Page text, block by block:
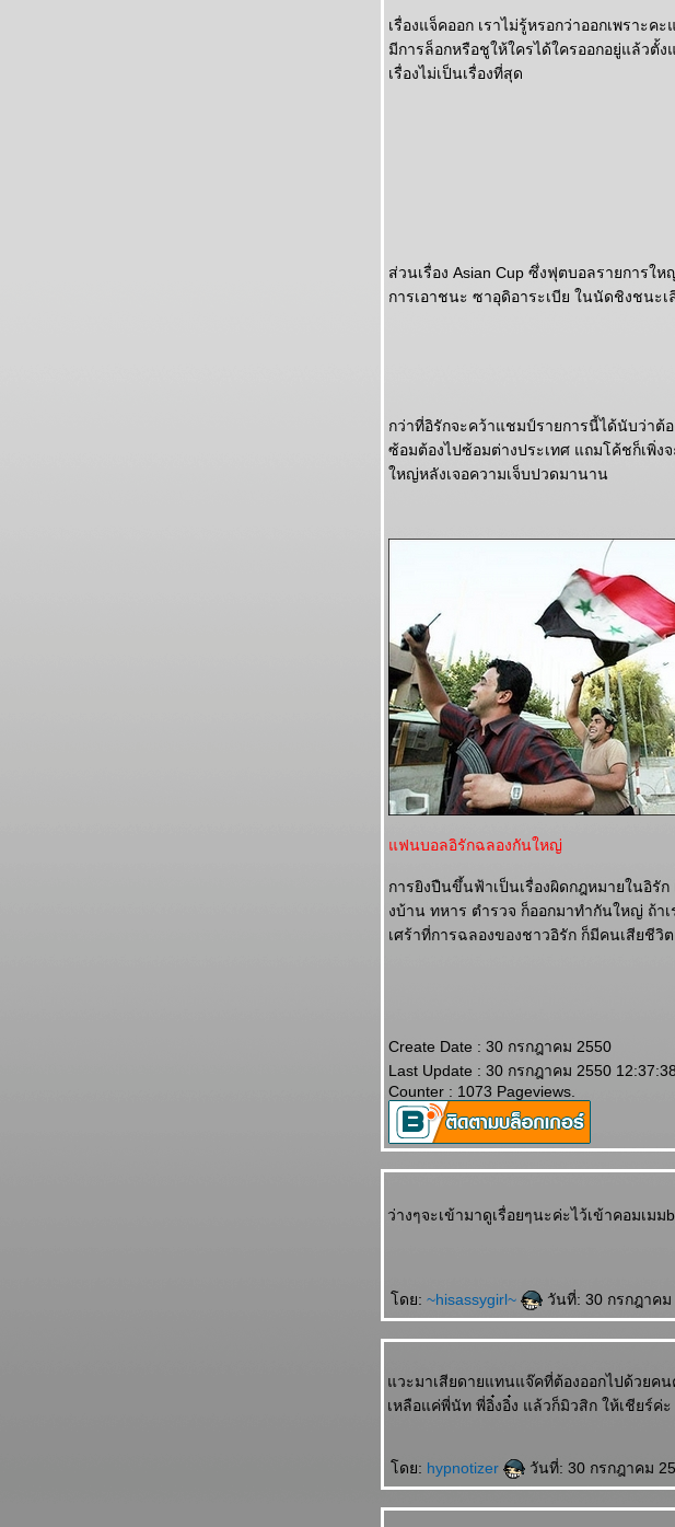
เรื่องแจ็คออก เราไม่รู้หรอกว่าออกเพราะ
มีการล็อกหรือชูให้ใครได้ใครออกอยู่แล้ว
เรื่องไม่เป็นเรื่องที่สุด
ส่วนเรื่อง Asian Cup ซึ่งฟุตบอลรายการใ
การเอาชนะ ซาอุดิอาระเบีย ในนัดชิงชนะ
กว่าที่อิรักจะคว้าแชมป์รายการนี้ได้นับว่าต้
ซ้อมต้องไปซ้อมต่างประเทศ แถมโค้ชก็เพิ่
หญ่หลังเจอความเจ็บปวดมานาน
ฟนบอลอิรักฉลองกันใหญ่
การยิงปืนขึ้นฟ้าเป็นเรื่องผิดกฎหมายในอิรั
งบ้าน ทหาร ตำรวจ ก็ออกมาทำกันใหญ่ ถ้า
เศร้าที่การฉลองของชาวอิรัก ก็มีคนเสียชีวิ
Create Date : 30 กรกฎาคม 2550
Last Update : 30 กรกฎาคม 2550
Counter : 1073 Pageviews.
ว่างๆจะเข้ามาดูเรื่อยๆนะค่ะไว้เข้าคอมเมม
ดย: ~hisassygirl~ วันที่: 30 กรกฎาคม
วะมาเสียดายแทนแจ๊คที่ต้องออกไปด้วยคน
เหลือแค่พี่นัท พี่อิ๋งอิ๋ง แล้วก็มิวสิก ให้เชียร์ค่ะ
ดย: hypnotizer วันที่: 30 กรกฎาคม